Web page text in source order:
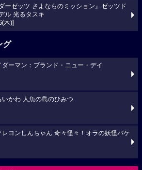
グ
かわ 人魚の島のひみつ
ヨンしんちゃん 奇々怪々！オラの妖怪バケ
グ
３本